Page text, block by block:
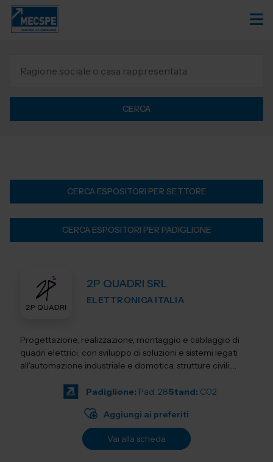
CERCA
CERCA ESPOSITORI PER SETTORE
CERCA ESPOSITORI PER PADIGLIONE
2P QUADRI SRL
ELETTRONICA ITALIA
Progettazione, realizzazione, montaggio e cablaggio di
quadri elettrici, con sviluppo di soluzioni e sistemi legati
all'automazione industriale e domotica, strutture civili,
Padiglione: Pad. 28Stand: C02
Aggiungi ai preferiti
Vai alla scheda